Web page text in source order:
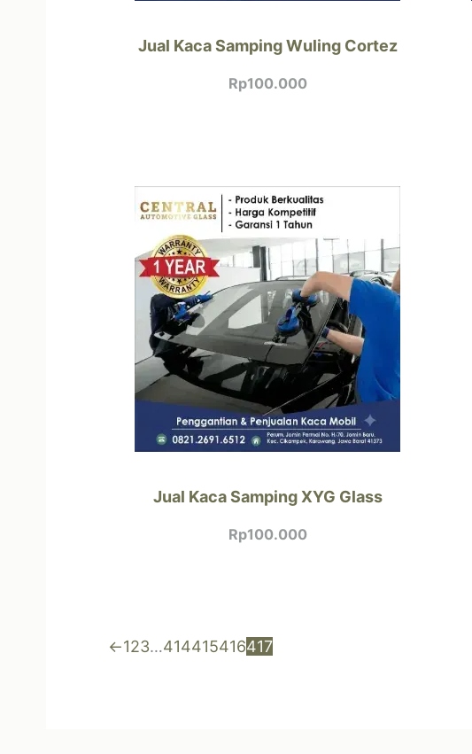
Jual Kaca Samping Wuling Cortez
Rp100.000
Jual Kaca Samping XYG Glass
Rp100.000
←123…414415416417